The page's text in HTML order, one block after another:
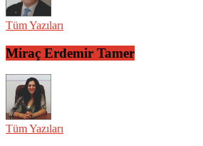
Tüm Yazıları
Miraç Erdemir Tamer
Tüm Yazıları